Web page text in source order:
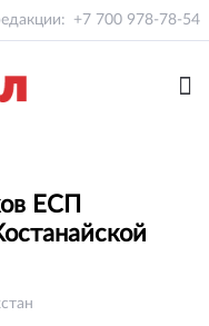
+7 700 978-78-54
ЕСП